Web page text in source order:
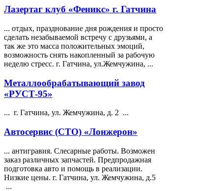
Лазертаг клуб «Феникс» г. Гатчина
... отдых, празднование дня рождения и просто
сделать незабываемой встречу с друзьями, а
так же это масса положительных эмоций,
возможность снять накопленный за рабочую
неделю стресс. г. Гатчина, ул.Жемчужина, ...
Металлообрабатывающий завод
«РУСТ-95»
... г. Гатчина, ул. Жемчужина, д. 2 ...
Автосервис (СТО) «Лонжерон»
... антигравия. Слесарные работы. Возможен
заказ различных запчастей. Предпродажная
подготовка авто и помощь в реализации.
Низкие цены. г. Гатчина, ул. Жемчужина, д.5
...